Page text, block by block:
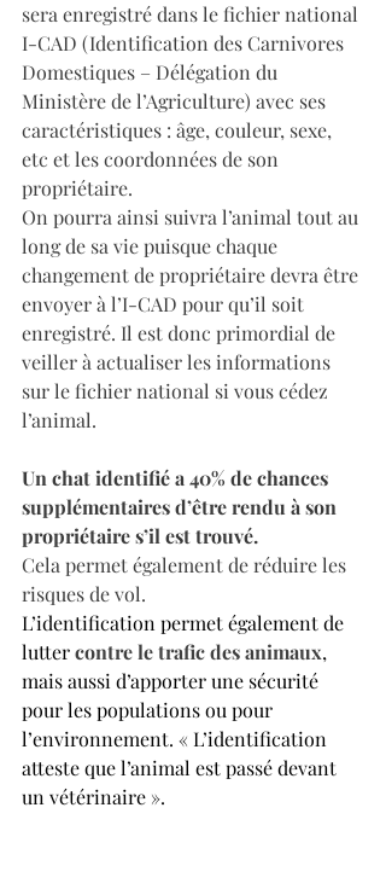
sera enregistré dans le fichier national
I-CAD (Identification des Carnivores
Domestiques – Délégation du
Ministère de l’Agriculture) avec ses
caractéristiques : âge, couleur, sexe,
etc et les coordonnées de son
propriétaire.
On pourra ainsi suivra l’animal tout au
long de sa vie puisque chaque
changement de propriétaire devra être
envoyer à l’I-CAD pour qu’il soit
enregistré. Il est donc primordial de
veiller à actualiser les informations
sur le fichier national si vous cédez
l’animal.
Un chat identifié a 40% de chances
supplémentaires d’être rendu à son
propriétaire s’il est trouvé.
Cela permet également de réduire les
risques de vol.
L’identification permet également de
lutter contre le trafic des animaux,
mais aussi d’apporter une sécurité
pour les populations ou pour
l’environnement. « L’identification
atteste que l’animal est passé devant
un vétérinaire ».